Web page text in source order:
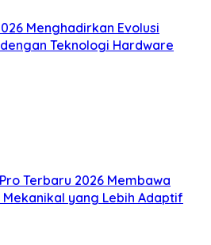
Menghadirkan Evolusi
Teknologi Hardware
Terbaru 2026 Membawa
yang Lebih Adaptif